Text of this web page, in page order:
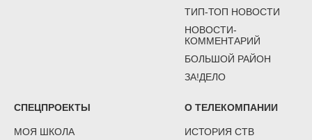
ТИП-ТОП НОВОСТИ
НОВОСТИ-
КОММЕНТАРИЙ
БОЛЬШОЙ РАЙОН
ЗА!ДЕЛО
СПЕЦПРОЕКТЫ
МОЯ ШКОЛА
О ТЕЛЕКОМПАНИИ
ИСТОРИЯ СТВ